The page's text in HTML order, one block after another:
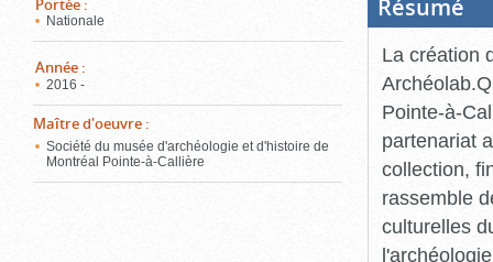
Nationale
Année :
2016 -
Maître d'oeuvre :
Société du musée d'archéologie et d'histoire de
Montréal Pointe-à-Callière
Résumé
La création
Pointe-à-
partenariat
collection,
rassemble
culturelles